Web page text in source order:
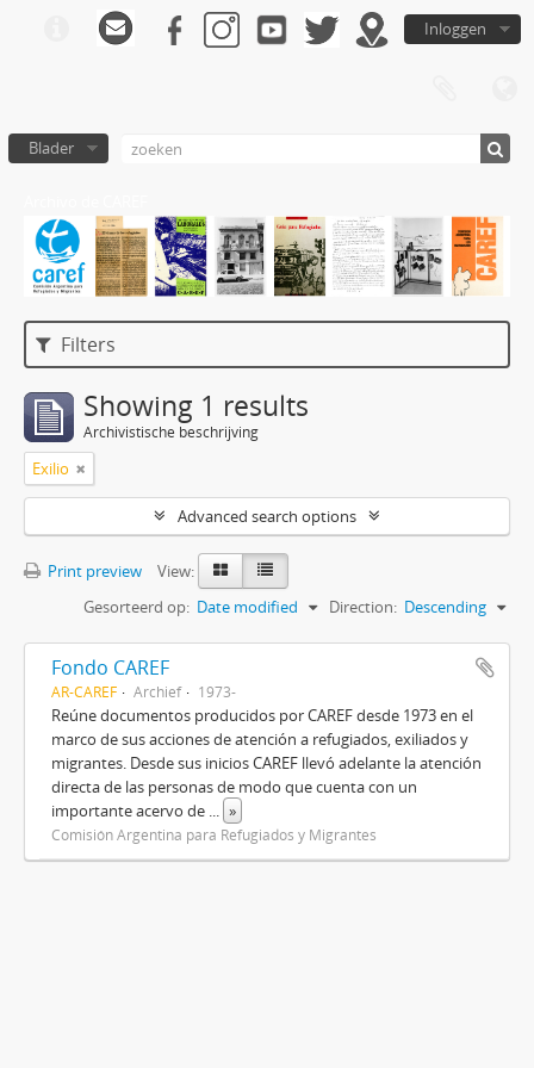
Inloggen
Blader
Filters
Showing 1 results
Archivistische beschrijving
Exilio
Advanced search options
Print preview
View:
Gesorteerd op: Date modified Direction: Descending
Fondo CAREF
AR-CAREF Archief 1973-
Reúne documentos producidos por CAREF desde 1973 en el
marco de sus acciones de atención a refugiados, exiliados y
migrantes. Desde sus inicios CAREF llevó adelante la atención
directa de las personas de modo que cuenta con un
importante acervo de ... »
Comisión Argentina para Refugiados y Migrantes